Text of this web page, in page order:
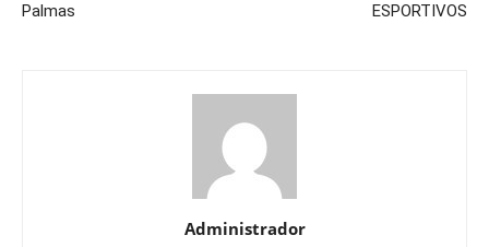
Palmas
ESPORTIVOS
Administrador